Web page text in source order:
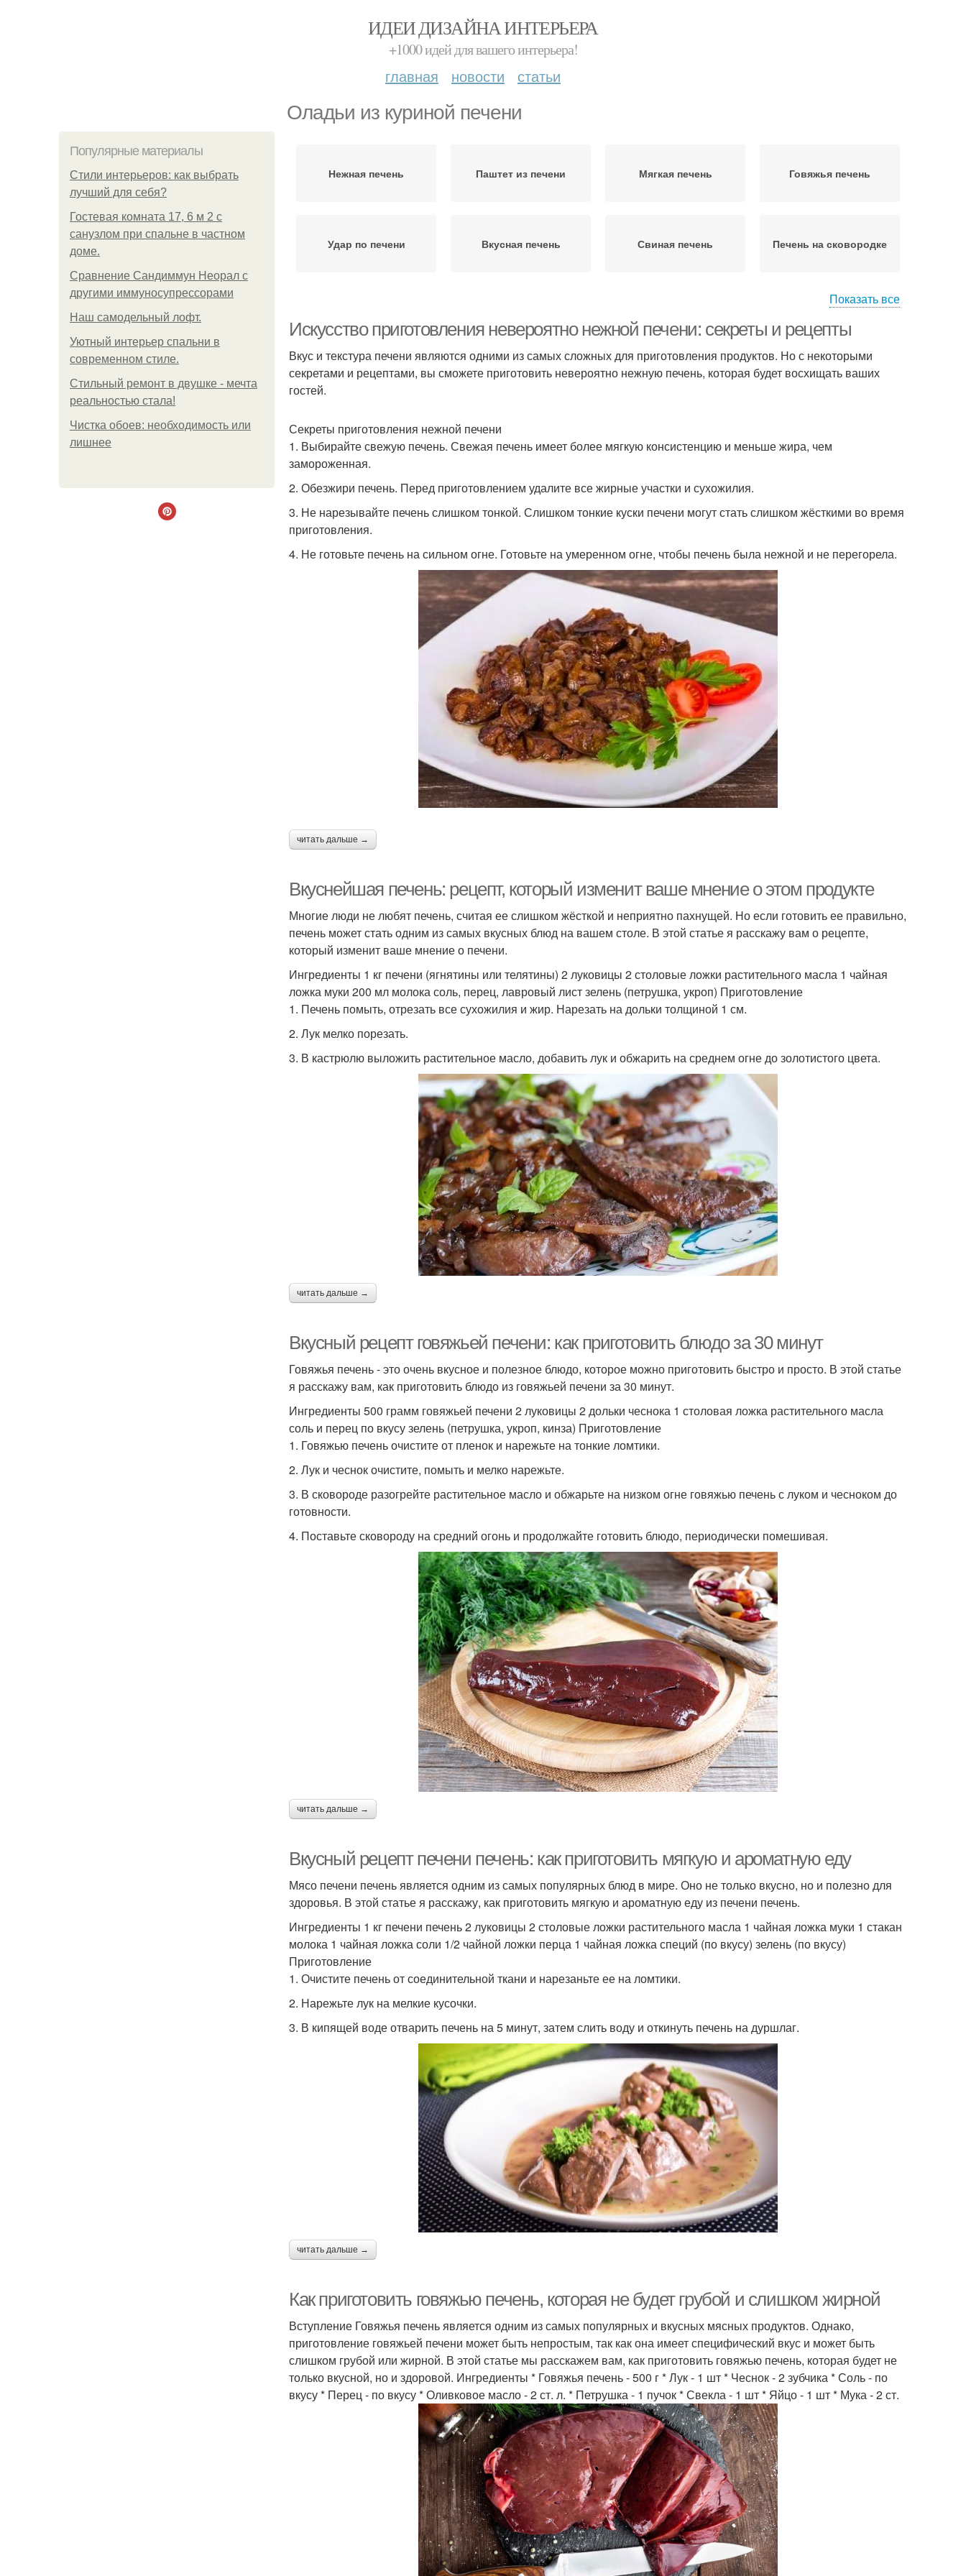
ИДЕИ ДИЗАЙНА ИНТЕРЬЕРА
+1000 идей для вашего интерьера!
главная новости статьи
Оладьи из куриной печени
Популярные материалы
Стили интерьеров: как выбрать
лучший для себя?
Гостевая комната 17, 6 м 2 с
санузлом при спальне в частном
доме.
Сравнение Сандиммун Неорал с
другими иммуносупрессорами
Наш самодельный лофт.
Уютный интерьер спальни в
современном стиле.
Стильный ремонт в двушке - мечта
реальностью стала!
Чистка обоев: необходимость или
лишнее
Нежная печень Паштет из печени Мягкая печень Говяжья печень
Удар по печени Вкусная печень Свиная печень Печень на сковородке
Жаркое из свиной
Печень для
приготовления
Печень на пару Печень в соусе Печень в духовке
Печени для придания
Печень перед
Печень на сковороде
Блюда с говяжьей
Печени на сковороде
Показать все
Искусство приготовления невероятно нежной печени: секреты и рецепты
Вкус и текстура печени являются одними из самых сложных для приготовления продуктов. Но с некоторыми
секретами и рецептами, вы сможете приготовить невероятно нежную печень, которая будет восхищать ваших
гостей.
Секреты приготовления нежной печени
1. Выбирайте свежую печень. Свежая печень имеет более мягкую консистенцию и меньше жира, чем
замороженная.
2. Обезжири печень. Перед приготовлением удалите все жирные участки и сухожилия.
3. Не нарезывайте печень слишком тонкой. Слишком тонкие куски печени могут стать слишком жёсткими во время
приготовления.
4. Не готовьте печень на сильном огне. Готовьте на умеренном огне, чтобы печень была нежной и не перегорела.
читать дальше →
Вкуснейшая печень: рецепт, который изменит ваше мнение о этом продукте
Многие люди не любят печень, считая ее слишком жёсткой и неприятно пахнущей. Но если готовить ее правильно,
печень может стать одним из самых вкусных блюд на вашем столе. В этой статье я расскажу вам о рецепте,
который изменит ваше мнение о печени.
Ингредиенты 1 кг печени (ягнятины или телятины) 2 луковицы 2 столовые ложки растительного масла 1 чайная
ложка муки 200 мл молока соль, перец, лавровый лист зелень (петрушка, укроп) Приготовление
1. Печень помыть, отрезать все сухожилия и жир. Нарезать на дольки толщиной 1 см.
2. Лук мелко порезать.
3. В кастрюлю выложить растительное масло, добавить лук и обжарить на среднем огне до золотистого цвета.
читать дальше →
Вкусный рецепт говяжьей печени: как приготовить блюдо за 30 минут
Говяжья печень - это очень вкусное и полезное блюдо, которое можно приготовить быстро и просто. В этой статье
я расскажу вам, как приготовить блюдо из говяжьей печени за 30 минут.
Ингредиенты 500 грамм говяжьей печени 2 луковицы 2 дольки чеснока 1 столовая ложка растительного масла
соль и перец по вкусу зелень (петрушка, укроп, кинза) Приготовление
1. Говяжью печень очистите от пленок и нарежьте на тонкие ломтики.
2. Лук и чеснок очистите, помыть и мелко нарежьте.
3. В сковороде разогрейте растительное масло и обжарьте на низком огне говяжью печень с луком и чесноком до
готовности.
4. Поставьте сковороду на средний огонь и продолжайте готовить блюдо, периодически помешивая.
читать дальше →
Вкусный рецепт печени печень: как приготовить мягкую и ароматную еду
Мясо печени печень является одним из самых популярных блюд в мире. Оно не только вкусно, но и полезно для
здоровья. В этой статье я расскажу, как приготовить мягкую и ароматную еду из печени печень.
Ингредиенты 1 кг печени печень 2 луковицы 2 столовые ложки растительного масла 1 чайная ложка муки 1 стакан
молока 1 чайная ложка соли 1/2 чайной ложки перца 1 чайная ложка специй (по вкусу) зелень (по вкусу)
Приготовление
1. Очистите печень от соединительной ткани и нарезаньте ее на ломтики.
2. Нарежьте лук на мелкие кусочки.
3. В кипящей воде отварить печень на 5 минут, затем слить воду и откинуть печень на дуршлаг.
читать дальше →
Как приготовить говяжью печень, которая не будет грубой и слишком жирной
Вступление Говяжья печень является одним из самых популярных и вкусных мясных продуктов. Однако,
приготовление говяжьей печени может быть непростым, так как она имеет специфический вкус и может быть
слишком грубой или жирной. В этой статье мы расскажем вам, как приготовить говяжью печень, которая будет не
только вкусной, но и здоровой. Ингредиенты * Говяжья печень - 500 г * Лук - 1 шт * Чеснок - 2 зубчика * Соль - по
вкусу * Перец - по вкусу * Оливковое масло - 2 ст. л. * Петрушка - 1 пучок * Свекла - 1 шт * Яйцо - 1 шт * Мука - 2 ст.